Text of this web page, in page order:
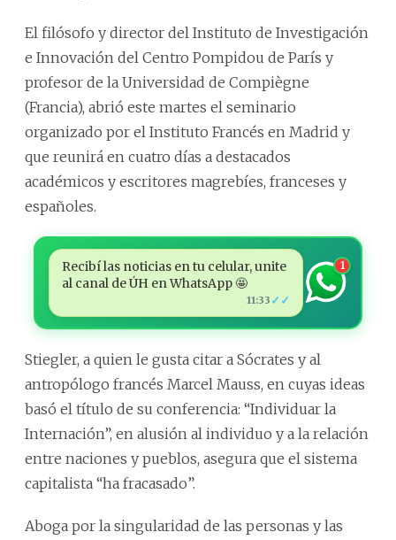
El filósofo y director del Instituto de Investigación
e Innovación del Centro Pompidou de París y
profesor de la Universidad de Compiègne
(Francia), abrió este martes el seminario
organizado por el Instituto Francés en Madrid y
que reunirá en cuatro días a destacados
académicos y escritores magrebíes, franceses y
españoles.
Recibí las noticias en tu celular, unite
al canal de ÚH en WhatsApp 🤩
11:33 ✓✓
1
Stiegler, a quien le gusta citar a Sócrates y al
antropólogo francés Marcel Mauss, en cuyas ideas
basó el título de su conferencia: “Individuar la
Internación”, en alusión al individuo y a la relación
entre naciones y pueblos, asegura que el sistema
capitalista “ha fracasado”.
Aboga por la singularidad de las personas y las